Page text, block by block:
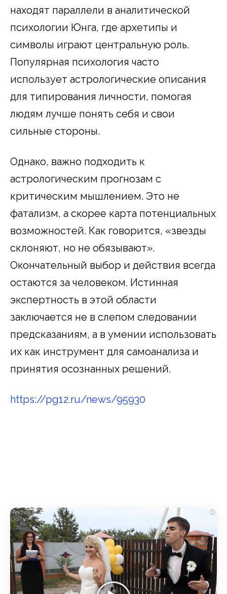
находят параллели в аналитической
психологии Юнга, где архетипы и
символы играют центральную роль.
Популярная психология часто
использует астрологические описания
для типирования личности, помогая
людям лучше понять себя и свои
сильные стороны.
Однако, важно подходить к
астрологическим прогнозам с
критическим мышлением. Это не
фатализм, а скорее карта потенциальных
возможностей. Как говорится, «звезды
склоняют, но не обязывают».
Окончательный выбор и действия всегда
остаются за человеком. Истинная
экспертность в этой области
заключается не в слепом следовании
предсказаниям, а в умении использовать
их как инструмент для самоанализа и
принятия осознанных решений.
https://pg12.ru/news/95930
i